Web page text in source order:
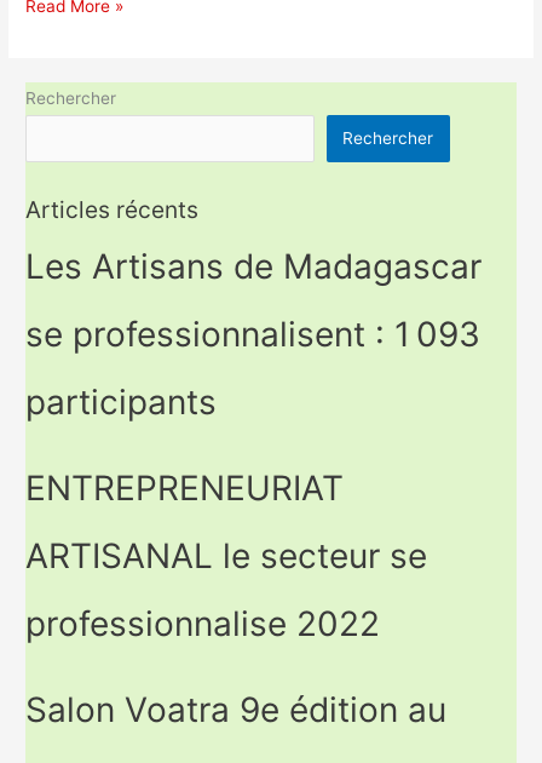
Artisanat
Madagascar
Octobre
Read More »
Rechercher
Rechercher
Articles récents
Les Artisans de Madagascar
se professionnalisent : 1 093
participants
ENTREPRENEURIAT
ARTISANAL le secteur se
professionnalise 2022
Salon Voatra 9e édition au